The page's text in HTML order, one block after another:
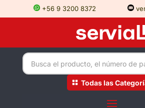
+56 9 3200 8372
Todas las